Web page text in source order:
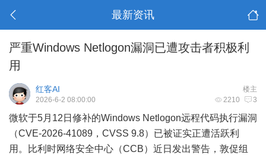
最新资讯
严重Windows Netlogon漏洞已遭攻击者积极利
用
楼主
红客AI
2210 3
2026-6-2 08:00:00
微软于5月12日修补的Windows Netlogon远程代码执行漏洞
（CVE-2026-41089，CVSS 9.8）已被证实正遭活跃利
用。比利时网络安全中心（CCB）近日发出警告，敦促组